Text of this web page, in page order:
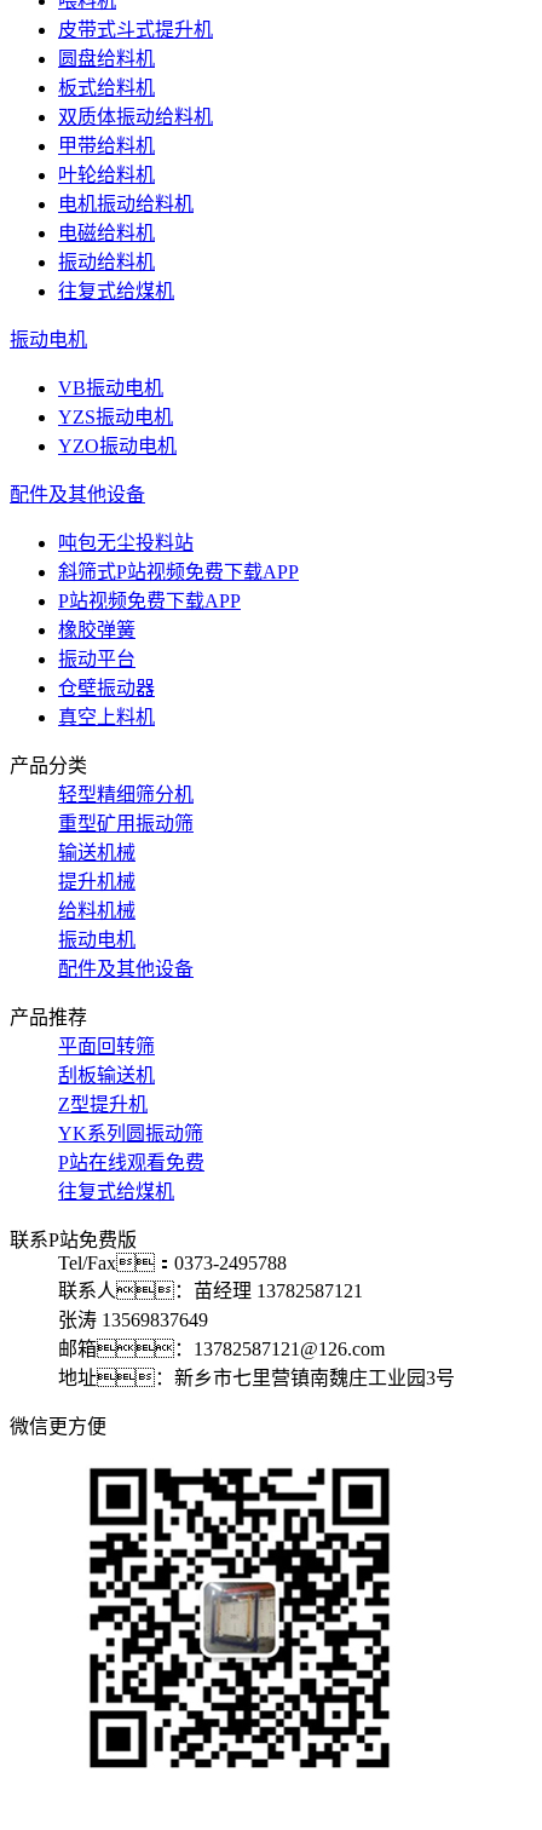
皮带式斗式提升机
圆盘给料机
板式给料机
双质体振动给料机
甲带给料机
叶轮给料机
电机振动给料机
电磁给料机
振动给料机
往复式给煤机
振动电机
VB振动电机
YZS振动电机
YZO振动电机
配件及其他设备
吨包无尘投料站
斜筛式P站视频免费下载APP
P站视频免费下载APP
橡胶弹簧
振动平台
仓壁振动器
真空上料机
产品分类
轻型精细筛分机
重型矿用振动筛
输送机械
提升机械
给料机械
振动电机
配件及其他设备
产品推荐
平面回转筛
刮板输送机
Z型提升机
YK系列圆振动筛
P站在线观看免费
往复式给煤机
联系P站免费版
Tel/Fax：0373-2495788
联系人：苗经理 13782587121
张涛 13569837649
邮箱：13782587121@126.com
地址：新乡市七里营镇南魏庄工业园3号
微信更方便